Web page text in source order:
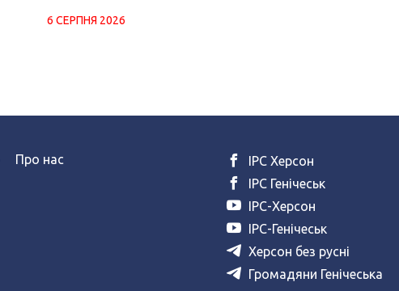
6 СЕРПНЯ 2026
Про нас
ІРС Херсон
ІРС Генічеськ
ІРС-Херсон
ІРС-Генічеськ
Херсон без русні
Громадяни Генічеська